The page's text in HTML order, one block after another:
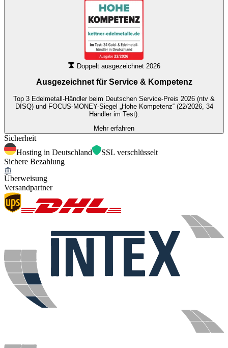
Doppelt ausgezeichnet 2026
Ausgezeichnet für Service & Kompetenz
Top 3 Edelmetall-Händler beim Deutschen Service-Preis 2026 (ntv &
DISQ) und FOCUS-MONEY-Siegel „Hohe Kompetenz“ (22/2026, 34
Händler im Test).
Mehr erfahren
Sicherheit
Hosting in Deutschland
SSL verschlüsselt
Sichere Bezahlung
Überweisung
Versandpartner